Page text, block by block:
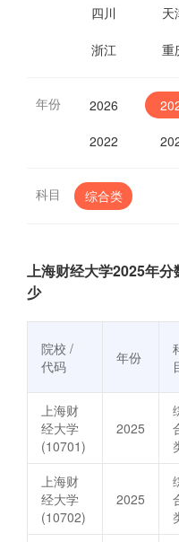
四川 天
浙江 重
年份 2026
2022
科目 综合类
上海财经大学2025年
少
院校 /
代码
年份
上海财
经大学
(10701)
2025
上海财
经大学
(10702)
2025